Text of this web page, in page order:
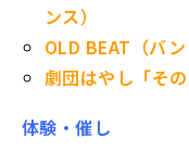
ンス）
OLD BEAT（バン
劇団はやし「そ
体験・催し